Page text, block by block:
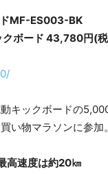
ドMF-ES003-BK
ド 43,780円(税
高速度は約20㎞